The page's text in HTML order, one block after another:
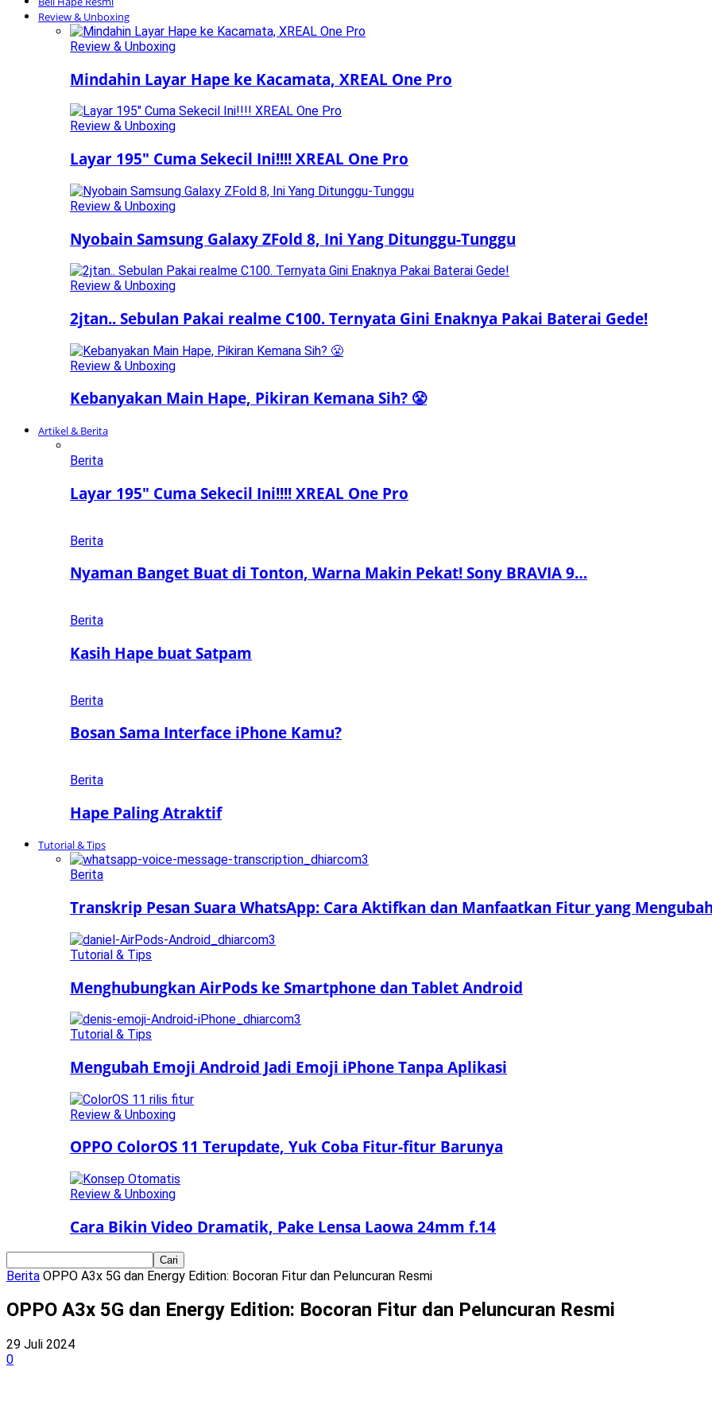
Review & Unboxing
Review & Unboxing
Mindahin Layar Hape ke Kacamata, XREAL One Pro
Review & Unboxing
Layar 195″ Cuma Sekecil Ini!!!! XREAL One Pro
Review & Unboxing
Nyobain Samsung Galaxy ZFold 8, Ini Yang Ditunggu-Tunggu
Review & Unboxing
2jtan.. Sebulan Pakai realme C100. Ternyata Gini Enaknya Pakai Baterai Gede!
Review & Unboxing
Kebanyakan Main Hape, Pikiran Kemana Sih? 😤
Artikel & Berita
Berita
Layar 195″ Cuma Sekecil Ini!!!! XREAL One Pro
Berita
Nyaman Banget Buat di Tonton, Warna Makin Pekat! Sony BRAVIA 9…
Berita
Kasih Hape buat Satpam
Berita
Bosan Sama Interface iPhone Kamu?
Berita
Hape Paling Atraktif
Tutorial & Tips
Berita
Transkrip Pesan Suara WhatsApp: Cara Aktifkan dan Manfaatkan Fitur yang
Tutorial & Tips
Menghubungkan AirPods ke Smartphone dan Tablet Android
Tutorial & Tips
Mengubah Emoji Android Jadi Emoji iPhone Tanpa Aplikasi
Review & Unboxing
OPPO ColorOS 11 Terupdate, Yuk Coba Fitur-fitur Barunya
Review & Unboxing
Cara Bikin Video Dramatik, Pake Lensa Laowa 24mm f.14
Berita OPPO A3x 5G dan Energy Edition: Bocoran Fitur dan Peluncuran Resmi
OPPO A3x 5G dan Energy Edition: Bocoran Fitur dan Peluncuran Resmi
29 Juli 2024
0